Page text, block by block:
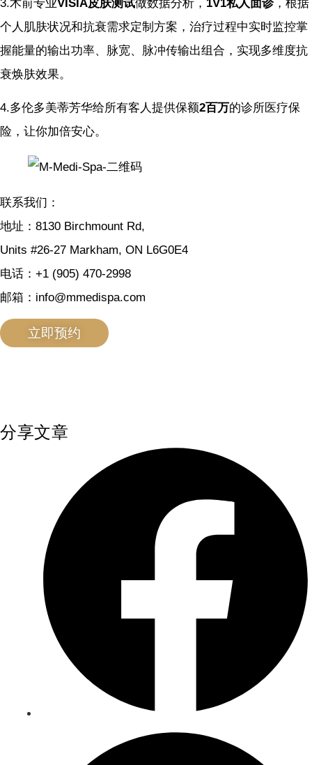
3.术前专业VISIA皮肤测试做数据分析， 1V1私人面诊，根据
个人肌肤状况和抗衰需求定制方案，治疗过程中实时监控掌
握能量的输出功率、脉宽、脉冲传输出组合，实现多维度抗
衰焕肤效果。
4.多伦多美蒂芳华给所有客人提供保额2百万的诊所医疗保
险，让你加倍安心。
联系我们：
地址：8130 Birchmount Rd,
Units #26-27 Markham, ON L6G0E4
电话：+1 (905) 470-2998
邮箱：info@mmedispa.com
立即预约
分享文章